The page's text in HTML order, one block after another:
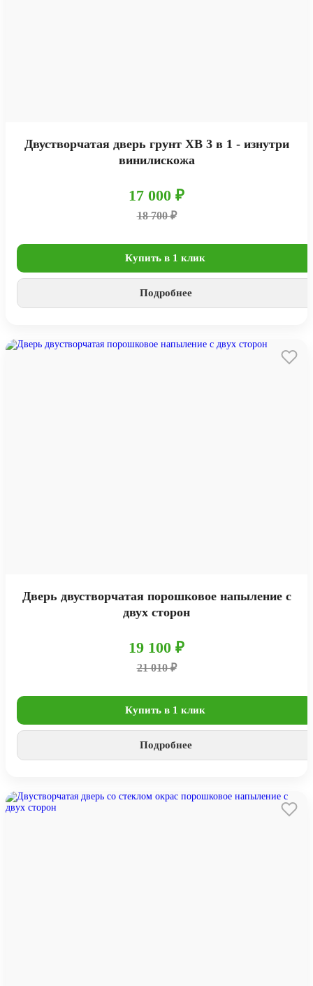
Двустворчатая дверь грунт ХВ 3 в 1 - изнутри
винилискожа
17 000 ₽
18 700 ₽
Купить в 1 клик
Подробнее
Дверь двустворчатая порошковое напыление с
двух сторон
19 100 ₽
21 010 ₽
Купить в 1 клик
Подробнее